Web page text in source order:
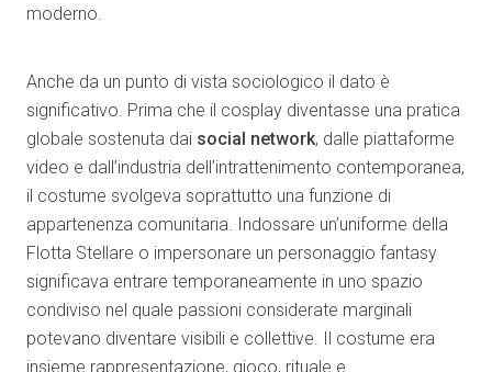
moderno.
Anche da un punto di vista sociologico il dato è
significativo. Prima che il cosplay diventasse una pratica
globale sostenuta dai social network, dalle piattaforme
video e dall’industria dell’intrattenimento contemporanea,
il costume svolgeva soprattutto una funzione di
appartenenza comunitaria. Indossare un’uniforme della
Flotta Stellare o impersonare un personaggio fantasy
significava entrare temporaneamente in uno spazio
condiviso nel quale passioni considerate marginali
potevano diventare visibili e collettive. Il costume era
insieme rappresentazione, gioco, rituale e